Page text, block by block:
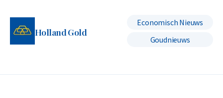
Holland Gold
Economisch Nieuws
Goudnieuws